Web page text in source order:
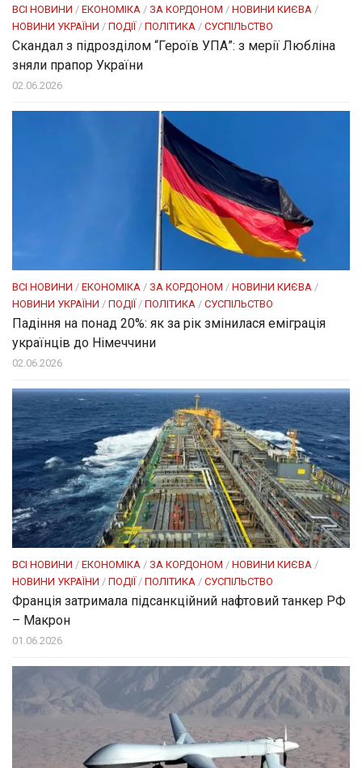
ВСІ НОВИНИ / ЕКОНОМІКА / ЗА КОРДОНОМ / НОВИНИ КИЄВА /
НОВИНИ УКРАЇНИ / ПОДІЇ / ПОЛІТИКА / СУСПІЛЬСТВО
Скандал з підрозділом “Героїв УПА”: з мерії Любліна
зняли прапор України
02.06.2026
ВСІ НОВИНИ / ЕКОНОМІКА / ЗА КОРДОНОМ / НОВИНИ КИЄВА /
НОВИНИ УКРАЇНИ / ПОДІЇ / ПОЛІТИКА / СУСПІЛЬСТВО
Падіння на понад 20%: як за рік змінилася еміграція
українців до Німеччини
02.06.2026
ВСІ НОВИНИ / ЕКОНОМІКА / ЗА КОРДОНОМ / НОВИНИ КИЄВА /
НОВИНИ УКРАЇНИ / ПОДІЇ / ПОЛІТИКА / СУСПІЛЬСТВО
Франція затримала підсанкційний нафтовий танкер РФ
– Макрон
01.06.2026